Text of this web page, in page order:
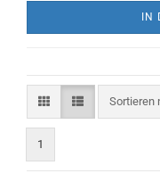
IN
Sortieren
Sortieren
1